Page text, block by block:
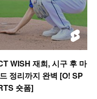
WISH 재희, 시구 후 마
정리까지 완벽 [O! SP
숏폼]